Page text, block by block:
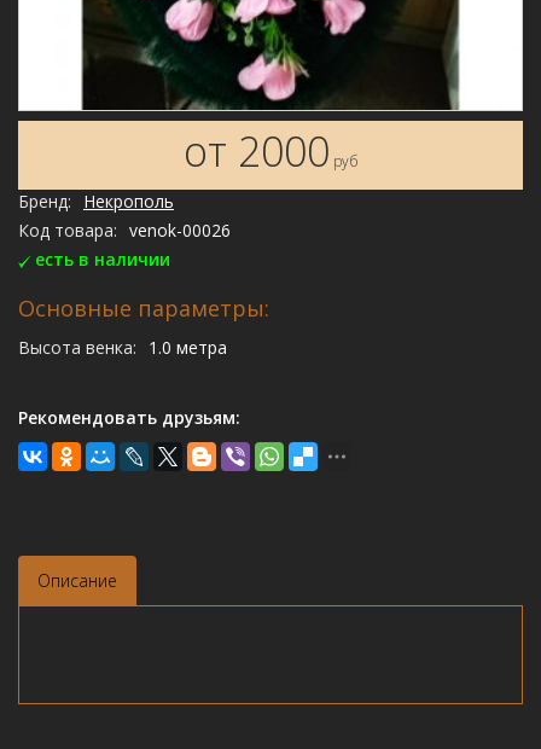
от 2000 руб
Бренд:
Некрополь
Код товара: venok-00026
есть в наличии
Основные параметры:
Высота венка: 1.0 метра
Рекомендовать друзьям:
Описание